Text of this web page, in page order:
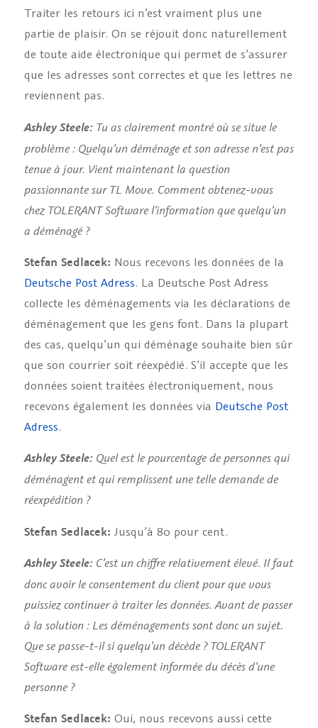
Traiter les retours ici n’est vraiment plus une
partie de plaisir. On se réjouit donc naturellement
de toute aide électronique qui permet de s’assurer
que les adresses sont correctes et que les lettres ne
reviennent pas.
Ashley Steele: Tu as clairement montré où se situe le
problème : Quelqu’un déménage et son adresse n’est pas
tenue à jour. Vient maintenant la question
passionnante sur TL Move. Comment obtenez-vous
chez TOLERANT Software l’information que quelqu’un
a déménagé ?
Stefan Sedlacek: Nous recevons les données de la
Deutsche Post Adress. La Deutsche Post Adress
collecte les déménagements via les déclarations de
déménagement que les gens font. Dans la plupart
des cas, quelqu’un qui déménage souhaite bien sûr
que son courrier soit réexpédié. S’il accepte que les
données soient traitées électroniquement, nous
recevons également les données via Deutsche Post
Adress.
Ashley Steele: Quel est le pourcentage de personnes qui
déménagent et qui remplissent une telle demande de
réexpédition ?
Stefan Sedlacek: Jusqu’à 80 pour cent.
Ashley Steele: C’est un chiffre relativement élevé. Il faut
donc avoir le consentement du client pour que vous
puissiez continuer à traiter les données. Avant de passer
à la solution : Les déménagements sont donc un sujet.
Que se passe-t-il si quelqu’un décède ? TOLERANT
Software est-elle également informée du décès d’une
personne ?
Stefan Sedlacek: Oui, nous recevons aussi cette